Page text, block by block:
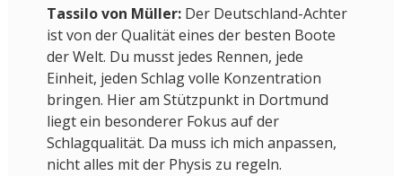
Tassilo von Müller:Der Deutschland-Achter
ist von der Qualität eines der besten Boote
der Welt. Du musst jedes Rennen, jede
Einheit, jeden Schlag volle Konzentration
bringen. Hier am Stützpunkt in Dortmund
liegt ein besonderer Fokus auf der
Schlagqualität. Da muss ich mich anpassen,
nicht alles mit der Physis zu regeln.